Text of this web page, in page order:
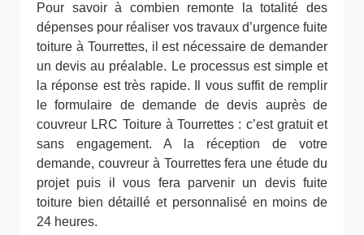
Pour savoir à combien remonte la totalité des
dépenses pour réaliser vos travaux d’urgence fuite
toiture à Tourrettes, il est nécessaire de demander
un devis au préalable. Le processus est simple et
la réponse est très rapide. Il vous suffit de remplir
le formulaire de demande de devis auprès de
couvreur LRC Toiture à Tourrettes : c’est gratuit et
sans engagement. A la réception de votre
demande, couvreur à Tourrettes fera une étude du
projet puis il vous fera parvenir un devis fuite
toiture bien détaillé et personnalisé en moins de
24 heures.